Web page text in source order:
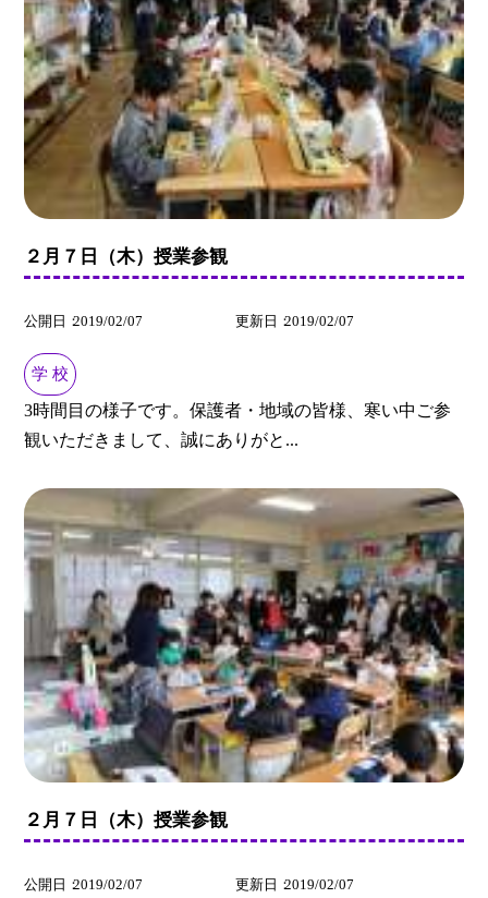
２月７日（木）授業参観
公開日 2019/02/07 更新日 2019/02/07
学 校
3時間目の様子です。保護者・地域の皆様、寒い中ご参
観いただきまして、誠にありがと...
２月７日（木）授業参観
公開日 2019/02/07 更新日 2019/02/07